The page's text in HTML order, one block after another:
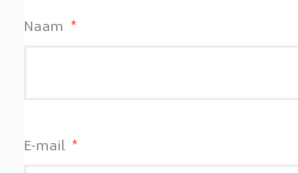
Naam *
E-mail *